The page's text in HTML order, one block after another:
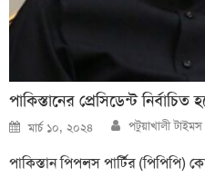
পাকিস্তানের প্রেসিডেন্ট
Posted
on
মার্চ ১০, ২০২৪ Author
পটুয়াখালী টাইমস
পাকিস্তান পিপলস পার্টির (পিপিপি)